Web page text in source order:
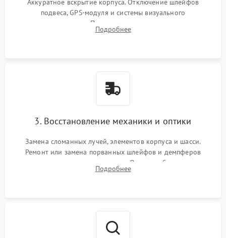
Аккуратное вскрытие корпуса. Отключение шлейфов
подвеса, GPS-модуля и системы визуального
позиционирования. Проверка полетного контроллера,
регуляторов оборотов (ESC) и бесколлекторных моторов на
Подробнее
3. Восстановление механики и оптики
Замена сломанных лучей, элементов корпуса и шасси.
Ремонт или замена порванных шлейфов и демпферов
трехосевого подвеса камеры. Очистка объектива,
восстановление механизма фокусировки. Установка новых
Подробнее